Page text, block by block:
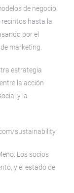
de negocio.
recintos hasta la
por el
marketing.
estrategia
la acción
y la
sustainability
Los socios
y el estado de